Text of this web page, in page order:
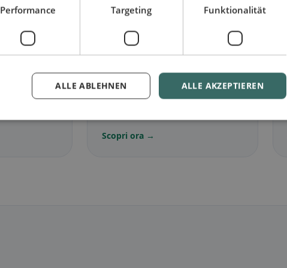
🌾
Senza glutine in Egnach
Opzioni senza glutine e consigli
Scopri ora →
Performance Targeting Funktionalität
ALLE AKZEPTIEREN
ALLE ABLEHNEN